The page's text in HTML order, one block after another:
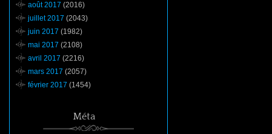
août 2017 (2016)
juillet 2017 (2043)
juin 2017 (1982)
mai 2017 (2108)
avril 2017 (2216)
mars 2017 (2057)
février 2017 (1454)
Méta